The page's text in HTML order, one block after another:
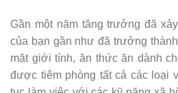
Gần một năm tăng trưởng đã
của bạn gần như đã trưởng
mặt giới tính, ăn thức ăn dành
được tiêm phòng tất cả các loại